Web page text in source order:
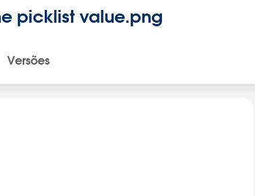
picklist value.png
Versões